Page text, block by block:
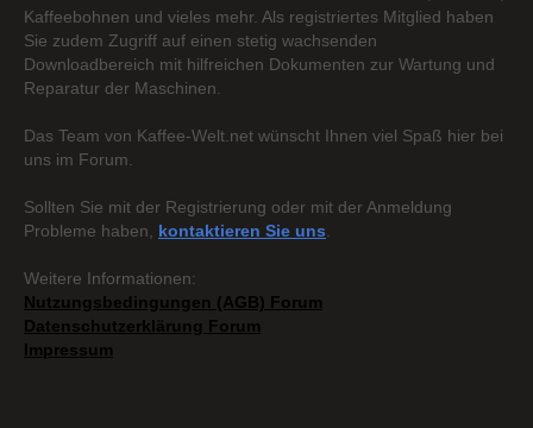
Kaffeebohnen und vieles mehr. Als registriertes Mitglied haben
Sie zudem Zugriff auf einen stetig wachsenden
Downloadbereich mit hilfreichen Dokumenten zur Wartung und
Reparatur der Maschinen.
Das Team von Kaffee-Welt.net wünscht Ihnen viel Spaß hier bei
uns im Forum.
Sollten Sie mit der Registrierung oder mit der Anmeldung
Probleme haben, kontaktieren Sie uns
Weitere Informationen:
Nutzungsbedingungen (AGB) Forum
Datenschutzerklärung Forum
Impressum